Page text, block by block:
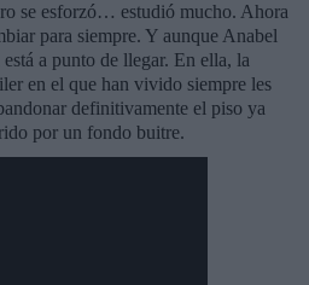
se esforzó… estudió mucho. Ahora
para siempre. Y aunque Anabel
a punto de llegar. En ella, la
en el que han vivido siempre les
definitivamente el piso ya
por un fondo buitre.